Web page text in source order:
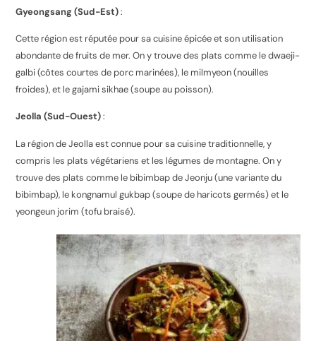
Gyeongsang (Sud-Est):
Cette région est réputée pour sa cuisine épicée et son utilisation
abondante de fruits de mer. On y trouve des plats comme le dwaeji-
galbi (côtes courtes de porc marinées), le milmyeon (nouilles
froides), et le gajami sikhae (soupe au poisson).
Jeolla (Sud-Ouest):
La région de Jeolla est connue pour sa cuisine traditionnelle, y
compris les plats végétariens et les légumes de montagne. On y
trouve des plats comme le bibimbap de Jeonju (une variante du
bibimbap), le kongnamul gukbap (soupe de haricots germés) et le
yeongeun jorim (tofu braisé).